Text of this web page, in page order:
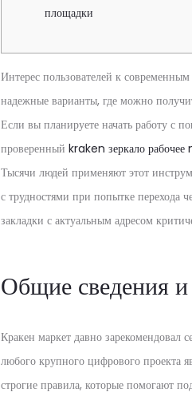
площадки
Интерес пользователей к
надежные варианты, где можно
Если вы планируете начать работу с
проверенный kraken зеркало
Тысячи людей применяют этот
с трудностями при попытке перехода
закладки с актуальным адресом
Общие сведения
Кракен маркет давно зарекомендовал
любого крупного цифрового проекта
строгие правила, которые помогают